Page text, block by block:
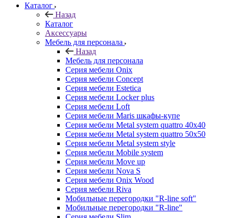
Каталог
Назад
Каталог
Аксессуары
Мебель для персонала
Назад
Мебель для персонала
Серия мебели Onix
Серия мебели Concept
Серия мебели Estetica
Серия мебели Locker plus
Серия мебели Loft
Серия мебели Maris шкафы-купе
Серия мебели Metal system quattro 40x40
Серия мебели Metal system quattro 50x50
Серия мебели Metal system style
Серия мебели Mobile system
Серия мебели Move up
Серия мебели Nova S
Серия мебели Onix Wood
Серия мебели Riva
Мобильные перегородки "R-line soft"
Мобильные перегородки "R-line"